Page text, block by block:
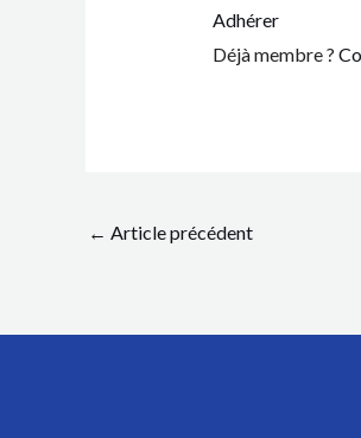
Adhérer
Déjà membre ?
← Article précédent